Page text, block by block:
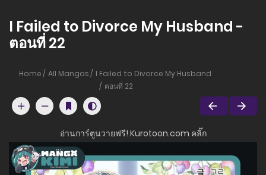
I Failed to Divorce My Husband -
ตอนที่ 22
Home All Mangas
I Failed to Divorce My Husband
ตอนที่ 22
อ่านการ์ตูนวายฟรี! Kurotoon.com คลิ๊ก